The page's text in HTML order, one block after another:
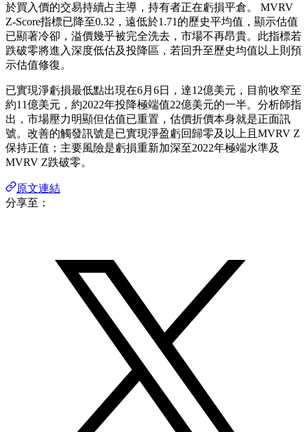
於買入價的交易持續占主導，持有者正在虧損平倉。 MVRV
Z-Score指標已降至0.32，遠低於1.71的歷史平均值，顯示估值
已顯著冷卻，溢價幾乎被完全洗去，市場不再昂貴。此指標若
跌破零將進入深度低估及投降區，若回升至歷史均值以上則預
示估值修復。
已實現淨虧損最低點出現在6月6日，達12億美元，目前收窄至
約11億美元，約2022年投降極端值22億美元的一半。分析師指
出，市場壓力明顯但估值已重置，估價折價本身就是正面訊
號。改善的觸發訊號是已實現淨盈虧回歸零及以上且MVRV Z
保持正值；主要風險是虧損重新加深至2022年極端水準及
MVRV Z跌破零。
原文連結
分享至：